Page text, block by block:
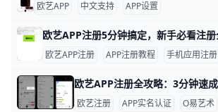
欧艺APP 中文支持 APP设置
欧艺APP注册 APP注册教程 手机应用注册
欧艺注册 APP实名认证 O易艺术